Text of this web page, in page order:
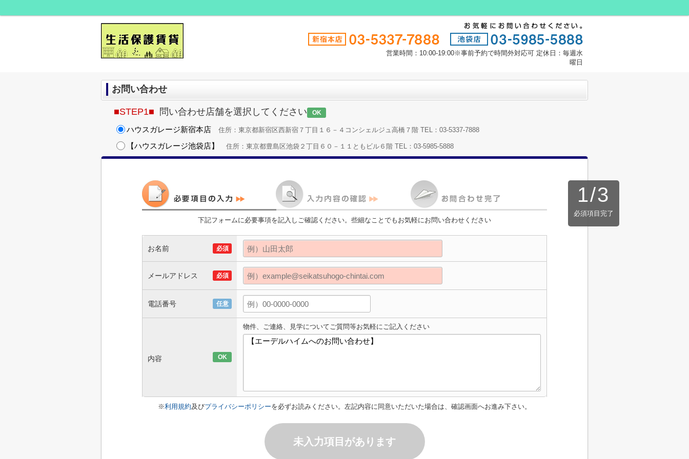
営業時間：10:00-19:00※事前予約で時間外対応可 定休日：毎週水
曜日
お問い合わせ
■STEP1■ 問い合わせ店舗を選択してください OK
ハウスガレージ新宿本店 住所：東京都新宿区西新宿７丁目１６－４コンシェルジュ高橋７階 TEL：03-5337-7888
【ハウスガレージ池袋店】 住所：東京都豊島区池袋２丁目６０－１１ともビル６階 TEL：03-5985-5888
1/3
必須項目完了
下記フォームに必要事項を記入しご確認ください。些細なことでもお気軽にお問い合わせください
お名前 必須
メールアドレス 必須
電話番号 任意
内容 OK
物件、ご連絡、見学についてご質問等お気軽にご記入ください
※利用規約及びプライバシーポリシーを必ずお読みください。左記内容に同意いただいた場合は、確認画面へお進み下さい。
未入力項目があります